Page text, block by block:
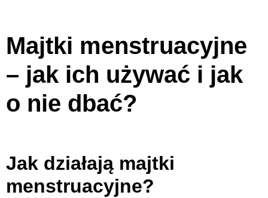
Majtki menstruacyjne
– jak ich używać i jak
o nie dbać?
Jak działają majtki
menstruacyjne?